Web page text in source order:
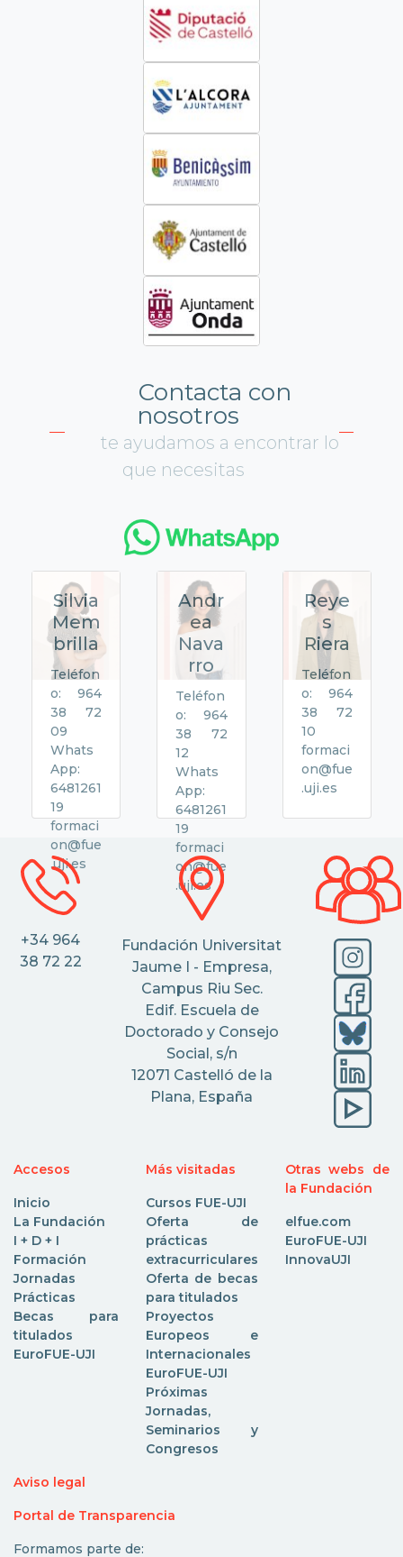
Contacta con
nosotros
te ayudamos a encontrar lo
que necesitas
Silvia
Mem
brilla
Teléfon
o: 964
38 72
09
Whats
App:
6481261
19
formaci
on@fue
.uji.es
Andr
ea
Nava
rro
Teléfon
o: 964
38 72
12
Whats
App:
6481261
19
formaci
on@fue
.uji.es
Reye
s
Riera
Teléfon
o: 964
38 72
10
formaci
on@fue
.uji.es
+34 964
38 72 22
Fundación Universitat
Jaume I - Empresa,
Campus Riu Sec.
Edif. Escuela de
Doctorado y Consejo
Social, s/n
12071 Castelló de la
Plana, España
Accesos
Inicio
La Fundación
I + D + I
Formación
Jornadas
Prácticas
Becas para
titulados
EuroFUE-UJI
Más visitadas
Cursos FUE-UJI
Oferta de
prácticas
extracurriculares
Oferta de becas
para titulados
Proyectos
Europeos e
Internacionales
EuroFUE-UJI
Próximas
Jornadas,
Seminarios y
Congresos
Otras webs de
la Fundación
elfue.com
EuroFUE-UJI
InnovaUJI
Aviso legal
Portal de Transparencia
Formamos parte de: